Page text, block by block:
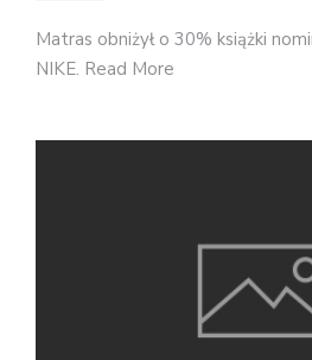
Matras obniżył o 30% książki
NIKE. Read More